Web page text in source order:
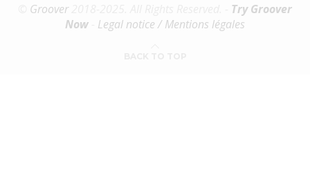
Groover2018-2025. All Rights Reserved. - Try Groover
Now
Legal notice / Mentions légales